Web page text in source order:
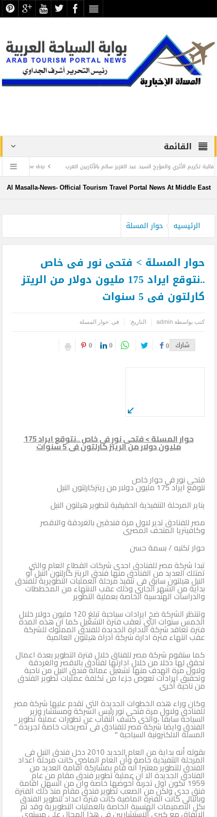
القائمة
والمؤرخ السيد عبد العزيز سالم بالآثاريين العرب on THE WORLD cruise ship
Al Masalla-News- Official Tourism Travel Portal News At Middle East
الرئيسيه حوار المسلة
حوار المسلة > فتحى نور فى خاص
..نتوقع ايراد 175 مليون دولار من الريتز
كارلتون فى 5 سنوات
كتب بواسطة admin التاريخ: فى :حوار المسلة
شارك 0
0
0
حوار المسلة > فتحى نور فى خاص ..نتوقع ايراد 175
مليون دولار من الريتز كارلتون فى 5 سنوات
فتحى نور فى حوار خاص
نتوقع ايراد 175 مليون دولار من ريتزكارلتون النيل
يناير المرحلة التنفيذية الحقيقية لتطوير هيلتون النيل
مصر للفنادق تدير لاول مرة فندقين بالغردقة والاقصر
وكافيتريا المتحف المصرى
حوار تكتبه / بسمة حسن
تبدا شركة مصر للفنادق احدى شركات القطاع العام والتى
تمتلك العديد من الفنادق منها فندق الريتز كارلتون النيل أو
النيل هيلتون سابق فى تنفيذ مرحلة العمليات التطويرية للفندق
بداية من الشهر الجارى وذلك عقب الانتهاء من المخططات
والدراسات الهندسية الخاصة بعملية التطوير
وتنتظر الشركة ضخ ايرادات سياحية تبلغ 120 مليون دولار خلال
الخمس سنوات التى تعقب فترة التشغيل كما ان هذه المدة
فترة تعاقد شركة الادارة الجديدة للفندق المملوك للشركة
عقب انتهاء فترة ادارة شركة ادراة هيلتون العالمية
كما ستقوم شركة مصر للفناق خلال فترة التطوير بعدة اعمال
تحقق لها دخلا من خلال ادارتها لفنادق بالاقصر والغردقة
ولاول مرة الهدف منها تشغيل عمالة فندق النيل من ناحية
وتحقيق ايرادات تعوض جزءا من تكلفة عمليات تطوير الفندق
من ناحية أخرى
وكان وراء هذه الخطوات الجديدة التى تقدم عليها شركة مصر
للفنادق ولاول مرة فتحى نور رئيس الشركة ومستشار وزير
السياحة سابقا ،والذى كشف النقاب عن تطورات عملية تطوير
الفندق وايضا شركة مصر للفنادق فى تصريحات خاصة لجريدة "
المسلة الالكترونية السياحية "
بقوله أنه بداية من العام الجديد 2010 دخل فندق النيل فى
المرحلة التنفيذية خاصة وأن العام الماضى كانت مرحلة اعداد
الفندق للتطوير معتبرا أنه قام بمشاركة اقامة العديد من
الفنادق الجديدة الا ان عملية تطوير فندق مقام من عام
1959 تكون اول تجربة أخوضها خاصة وان من السهل اقامة
فنق جدي ولكن من الصعب تطوير فندق مقام منذ ذلك الفترة
وبالتالى كانت الفترة الماضية كانت فترة اعداد لتطوير الفندق
بكل التصميمات الهنسية الخاصة بالعمليات التطويرية وقد تم
الاتفاق مع كبرى الاستشاريين فى هذا المجال على مستوى